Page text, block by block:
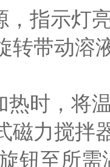
示灯亮
转带动溶
，将温
磁力搅拌
钮至所需